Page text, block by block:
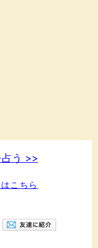
う >>
こちら